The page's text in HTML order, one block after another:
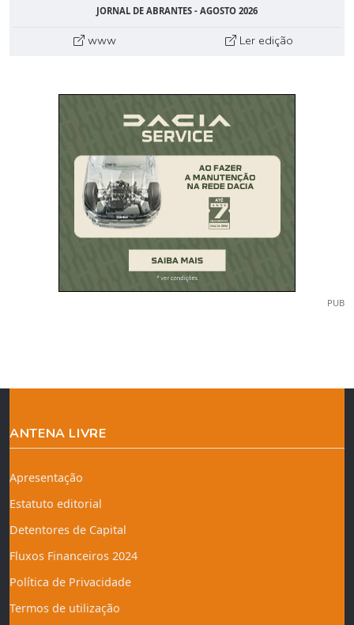
JORNAL DE ABRANTES - AGOSTO 2026
www Ler edição
PUB
ANTENA LIVRE
Apresentação
Estatuto editorial
Detentores de Capital
Fluxos Financeiros 2024
Política de Privacidade
Termos de utilização